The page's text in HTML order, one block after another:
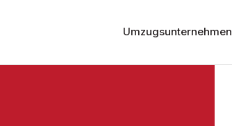
Umzugsunternehmen